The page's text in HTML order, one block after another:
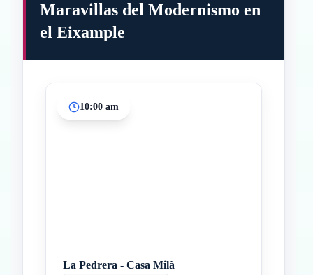
Maravillas del Modernismo en
el Eixample
10:00 am
La Pedrera - Casa Milà